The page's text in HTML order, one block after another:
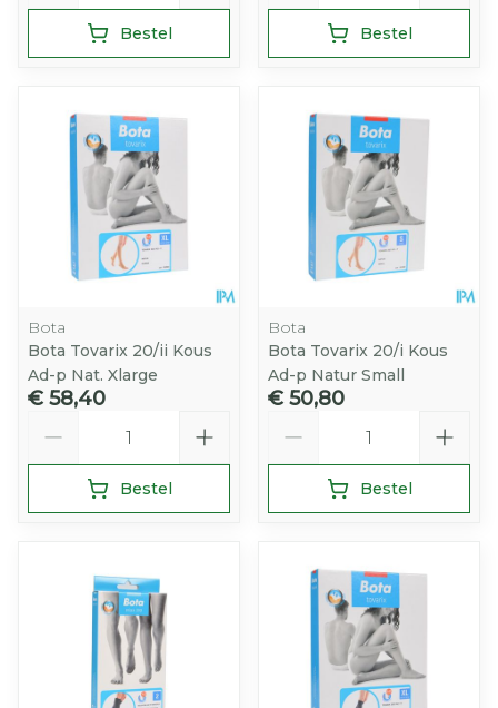
Bestel Bestel
Bota
Bota Tovarix 20/ii Kous
Ad-p Nat. Xlarge
€ 58,40
Bestel
Bota
Bota Tovarix 20/i Kous
Ad-p Natur Small
€ 50,80
Bestel